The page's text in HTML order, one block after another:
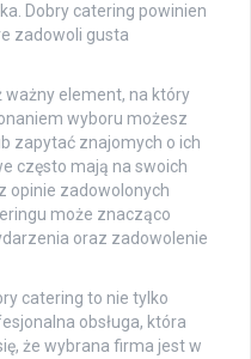
Dobry catering powinien
zadowoli gusta
ważny element, na który
wyboru możesz
zapytać znajomych o ich
często mają na swoich
opinie zadowolonych
może znacząco
oraz zadowolenie
catering to nie tylko
obsługa, która
że wybrana firma jest w